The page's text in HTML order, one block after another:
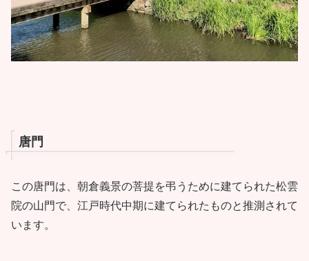
唐門
この唐門は、朝倉義景の菩提を弔うために建てられた松雲
院の山門で、江戸時代中期に建てられたものと推測されて
います。